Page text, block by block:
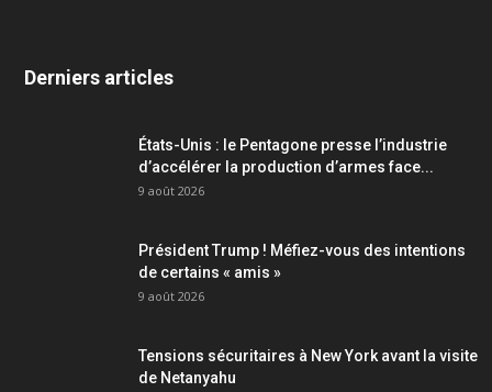
Derniers articles
États-Unis : le Pentagone presse l’industrie
d’accélérer la production d’armes face...
9 août 2026
Président Trump ! Méfiez-vous des intentions
de certains « amis »
9 août 2026
Tensions sécuritaires à New York avant la visite
de Netanyahu